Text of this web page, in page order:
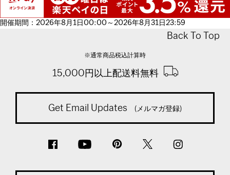
開催期間：2026年8月1日00:00～2026年8月31日23:59
Back To Top
※通常商品税込計算時
15,000円以上配送料無料
Get Email Updates (メルマガ登録)